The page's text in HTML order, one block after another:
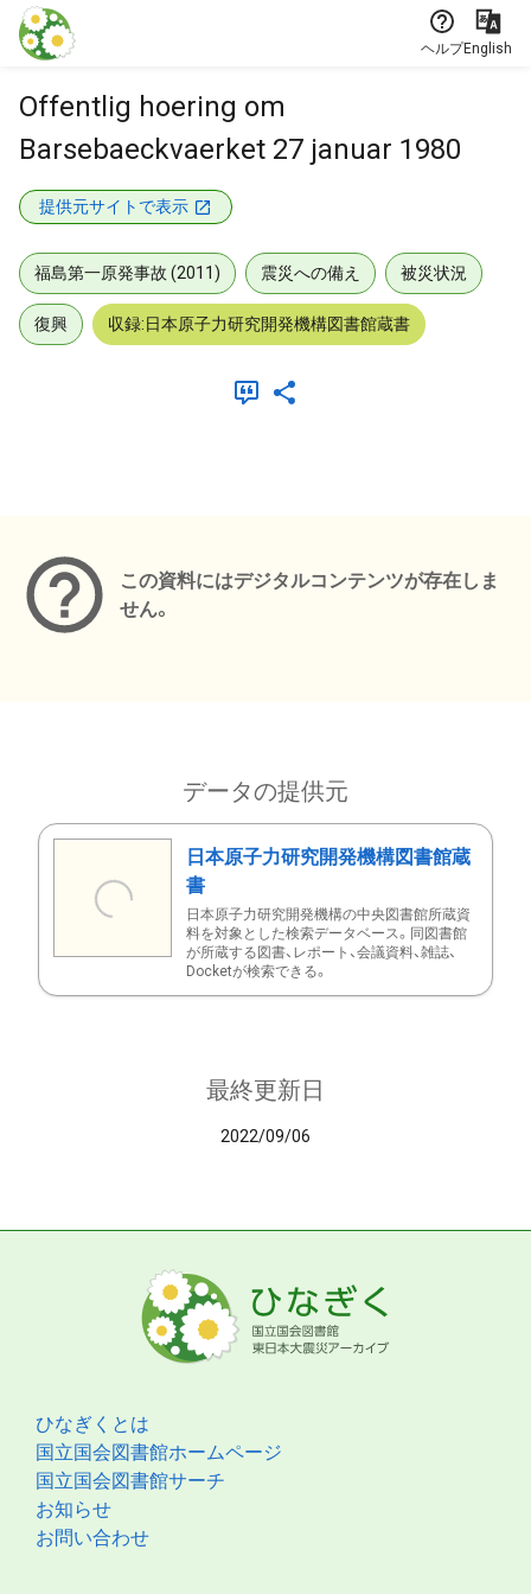
本文に飛ぶ
ヘルプEnglish
Offentlig hoering om
Barsebaeckvaerket 27 januar 1980
提供元サイトで表示
福島第一原発事故 (2011) 震災への備え 被災状況
復興 収録:日本原子力研究開発機構図書館蔵書
この資料にはデジタルコンテンツが存在しま
せん。
データの提供元
日本原子力研究開発機構図書館蔵
書
日本原子力研究開発機構の中央図書館所蔵資
料を対象とした検索データベース。同図書館
が所蔵する図書、レポート、会議資料、雑誌、
Docketが検索できる。
最終更新日
2022/09/06
ひなぎくとは
国立国会図書館ホームページ
国立国会図書館サーチ
お知らせ
お問い合わせ